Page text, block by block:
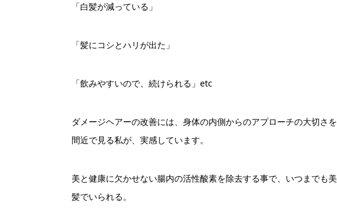
「白髪が減っている」
「髪にコシとハリが出た」
「飲みやすいので、続けられる」etc
ダメージヘアーの改善には、身体の内側からのアプローチの大切さを
間近で見る私が、実感しています。
美と健康に欠かせない腸内の活性酸素を除去する事で、いつまでも美
髪でいられる。